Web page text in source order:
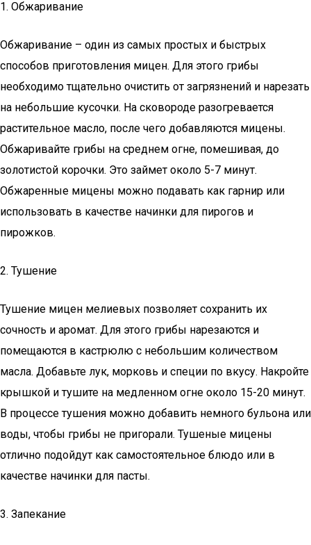
1. Обжаривание
Обжаривание – один из самых простых и быстрых
способов приготовления мицен. Для этого грибы
необходимо тщательно очистить от загрязнений и нарезать
на небольшие кусочки. На сковороде разогревается
растительное масло, после чего добавляются мицены.
Обжаривайте грибы на среднем огне, помешивая, до
золотистой корочки. Это займет около 5-7 минут.
Обжаренные мицены можно подавать как гарнир или
использовать в качестве начинки для пирогов и
пирожков.
2. Тушение
Тушение мицен мелиевых позволяет сохранить их
сочность и аромат. Для этого грибы нарезаются и
помещаются в кастрюлю с небольшим количеством
масла. Добавьте лук, морковь и специи по вкусу. Накройте
крышкой и тушите на медленном огне около 15-20 минут.
В процессе тушения можно добавить немного бульона или
воды, чтобы грибы не пригорали. Тушеные мицены
отлично подойдут как самостоятельное блюдо или в
качестве начинки для пасты.
3. Запекание